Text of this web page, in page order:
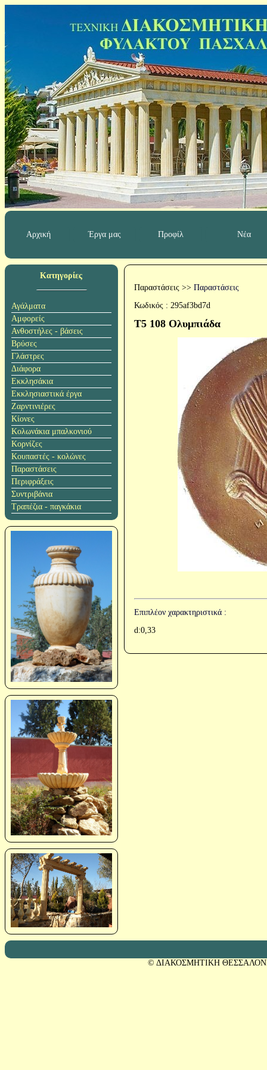
Αρχική Έργα μας Προφίλ Νέα
Κατηγορίες
Αγάλματα
Αμφορείς
Ανθοστήλες - βάσεις
Βρύσες
Γλάστρες
Διάφορα
Εκκλησάκια
Εκκλησιαστικά έργα
Ζαρντινιέρες
Κίονες
Κολωνάκια μπαλκονιού
Κορνίζες
Κουπαστές - κολώνες
Παραστάσεις
Περιφράξεις
Συντριβάνια
Τραπέζια - παγκάκια
Παραστάσεις >> Παραστάσεις
Κωδικός : 295af3bd7d
T5 108 Ολυμπιάδα
Επιπλέον χαρακτηριστικά :
d:0,33
© ΔΙΑΚΟΣΜΗΤΙΚΗ